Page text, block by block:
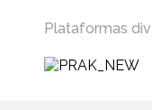
Plataformas